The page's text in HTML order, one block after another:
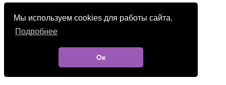
Мы используем cookies для работы сайта.
Подробнее
Ок